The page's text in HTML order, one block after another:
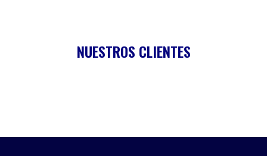
NUESTROS CLIENTES